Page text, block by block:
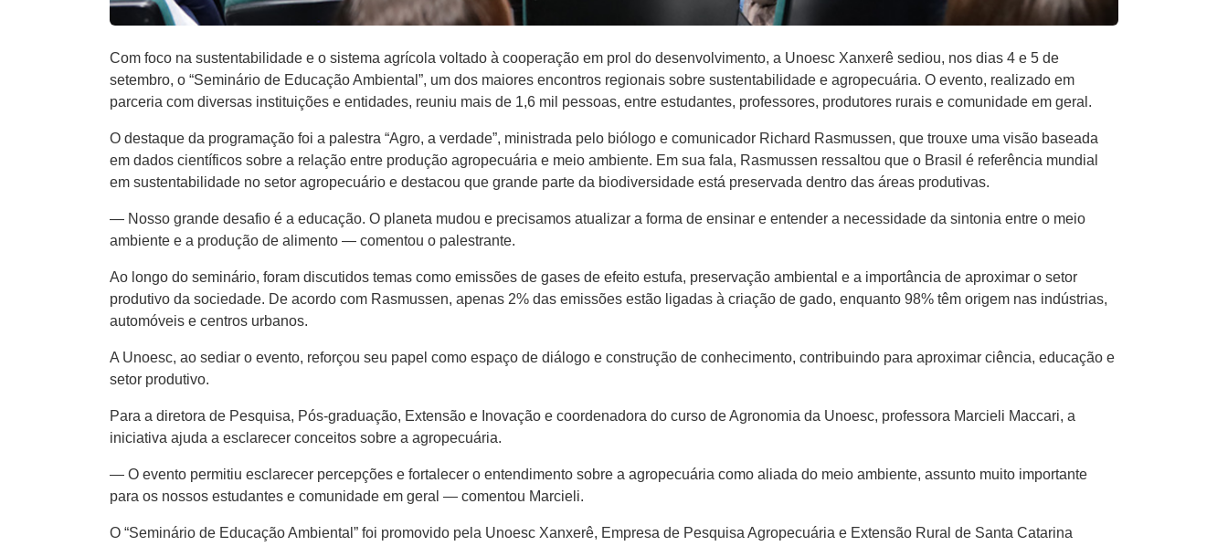
Com foco na sustentabilidade e o sistema agrícola voltado à cooperação em prol do desenvolvimento, a Unoesc Xanxerê sediou, nos dias 4 e 5 de
setembro, o “Seminário de Educação Ambiental”, um dos maiores encontros regionais sobre sustentabilidade e agropecuária. O evento, realizado em
parceria com diversas instituições e entidades, reuniu mais de 1,6 mil pessoas, entre estudantes, professores, produtores rurais e comunidade em geral.
O destaque da programação foi a palestra “Agro, a verdade”, ministrada pelo biólogo e comunicador Richard Rasmussen, que trouxe uma visão baseada
em dados científicos sobre a relação entre produção agropecuária e meio ambiente. Em sua fala, Rasmussen ressaltou que o Brasil é referência mundial
em sustentabilidade no setor agropecuário e destacou que grande parte da biodiversidade está preservada dentro das áreas produtivas.
— Nosso grande desafio é a educação. O planeta mudou e precisamos atualizar a forma de ensinar e entender a necessidade da sintonia entre o meio
ambiente e a produção de alimento — comentou o palestrante.
Ao longo do seminário, foram discutidos temas como emissões de gases de efeito estufa, preservação ambiental e a importância de aproximar o setor
produtivo da sociedade. De acordo com Rasmussen, apenas 2% das emissões estão ligadas à criação de gado, enquanto 98% têm origem nas indústrias,
automóveis e centros urbanos.
A Unoesc, ao sediar o evento, reforçou seu papel como espaço de diálogo e construção de conhecimento, contribuindo para aproximar ciência, educação e
setor produtivo.
Para a diretora de Pesquisa, Pós-graduação, Extensão e Inovação e coordenadora do curso de Agronomia da Unoesc, professora Marcieli Maccari, a
iniciativa ajuda a esclarecer conceitos sobre a agropecuária.
— O evento permitiu esclarecer percepções e fortalecer o entendimento sobre a agropecuária como aliada do meio ambiente, assunto muito importante
para os nossos estudantes e comunidade em geral — comentou Marcieli.
O “Seminário de Educação Ambiental” foi promovido pela Unoesc Xanxerê, Empresa de Pesquisa Agropecuária e Extensão Rural de Santa Catarina